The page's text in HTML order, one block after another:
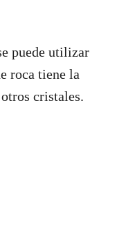
puede utilizar
roca tiene la
cristales.